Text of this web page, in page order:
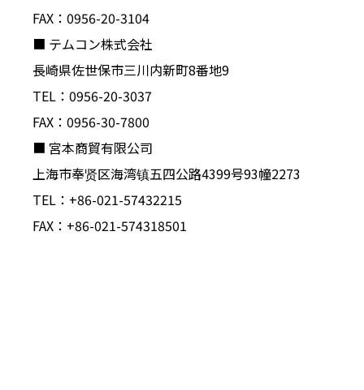
FAX：0956-20-3104
■ テムコン株式会社
長崎県佐世保市三川内新町8番地9
TEL：0956-20-3037
FAX：0956-30-7800
■ 宮本商貿有限公司
上海市奉贤区海湾镇五四公路4399号93幢2273
TEL：+86-021-57432215
FAX：+86-021-574318501